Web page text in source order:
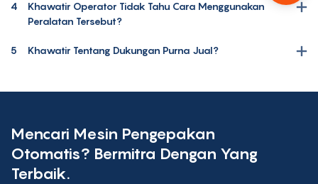
4
Khawatir Operator Tidak Tahu Cara Menggunakan
Peralatan Tersebut?
5 Khawatir Tentang Dukungan Purna Jual?
Mencari Mesin Pengepakan
Otomatis? Bermitra Dengan Yang
Terbaik.